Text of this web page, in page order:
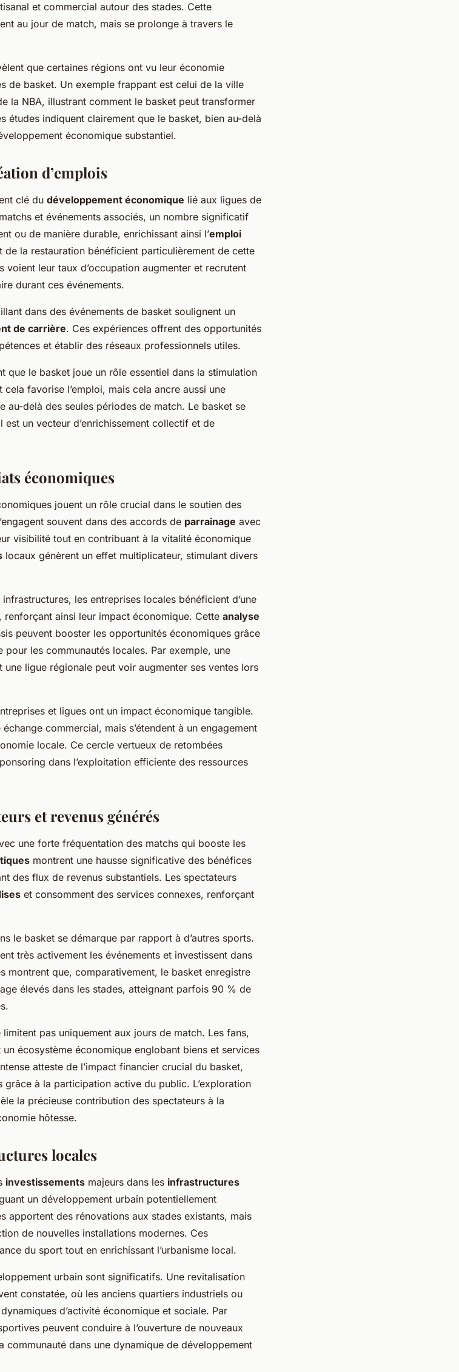
et commercial autour des stades. Cette
au jour de match, mais se prolonge à travers le
que certaines régions ont vu leur économie
de basket. Un exemple frappant est celui de la ville
la NBA, illustrant comment le basket peut transformer
études indiquent clairement que le basket, bien au-delà
économique substantiel.
d’emplois
clé du développement économique lié aux ligues de
et événements associés, un nombre significatif
ou de manière durable, enrichissant ainsi l’emploi
de la restauration bénéficient particulièrement de cette
voient leur taux d’occupation augmenter et recrutent
durant ces événements.
dans des événements de basket soulignent un
de carrière. Ces expériences offrent des opportunités
et établir des réseaux professionnels utiles.
que le basket joue un rôle essentiel dans la stimulation
favorise l’emploi, mais cela ancre aussi une
au-delà des seules périodes de match. Le basket se
est un vecteur d’enrichissement collectif et de
économiques
jouent un rôle crucial dans le soutien des
souvent dans des accords de parrainage avec
visibilité tout en contribuant à la vitalité économique
locaux génèrent un effet multiplicateur, stimulant divers
les entreprises locales bénéficient d’une
renforçant ainsi leur impact économique. Cette analyse
peuvent booster les opportunités économiques grâce
pour les communautés locales. Par exemple, une
ligue régionale peut voir augmenter ses ventes lors
et ligues ont un impact économique tangible.
commercial, mais s’étendent à un engagement
locale. Ce cercle vertueux de retombées
dans l’exploitation efficiente des ressources
et revenus générés
une forte fréquentation des matchs qui booste les
montrent une hausse significative des bénéfices
des flux de revenus substantiels. Les spectateurs
et consomment des services connexes, renforçant
le basket se démarque par rapport à d’autres sports.
très activement les événements et investissent dans
montrent que, comparativement, le basket enregistre
élevés dans les stades, atteignant parfois 90 % de
limitent pas uniquement aux jours de match. Les fans,
écosystème économique englobant biens et services
atteste de l’impact financier crucial du basket,
grâce à la participation active du public. L’exploration
la précieuse contribution des spectateurs à la
hôtesse.
locales
investissements majeurs dans les infrastructures
un développement urbain potentiellement
apportent des rénovations aux stades existants, mais
de nouvelles installations modernes. Ces
du sport tout en enrichissant l’urbanisme local.
urbain sont significatifs. Une revitalisation
constatée, où les anciens quartiers industriels ou
d’activité économique et sociale. Par
peuvent conduire à l’ouverture de nouveaux
communauté dans une dynamique de développement